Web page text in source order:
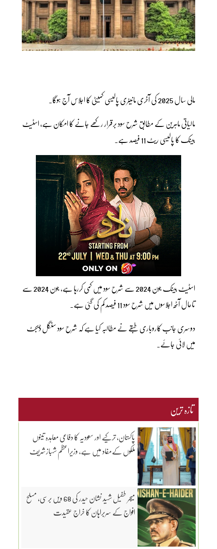
مالی سال 2025 کی آخری مانیٹری پالیسی کمیٹی کا اجلاس آج ہوگا۔
مالیاتی ماہرین کے مطابق شرح سود برقرار رکھے جانے کا امکان ہے، اسٹیٹ
بینک کا پالیسی ریٹ 11 فیصد ہے۔
اسٹیٹ بینک جون 2024 سے شرح سود میں کمی کررہا ہے، جون 2024 سے
تاحال آٹھ اجلاسوں میں شرح سود 11 فیصد کم کی گئی ہے۔
دوسری جانب کاروباری طبقے نے مطالبہ کیا ہے کہ شرح سود سنگل ڈیجٹ
میں لائی جائے۔
تازہ ترین
پاکستان، ترکیے اور سعودیہ کا دفاعی معاہدہ تینوں
ملکوں کےمفاد میں ہے، وزیراعظم شہبازشریف
میجر طفیل شہید نشان حیدر کی 68 ویں برسی، مسلح
افواج کے سربراہان کا خراج عقیدت